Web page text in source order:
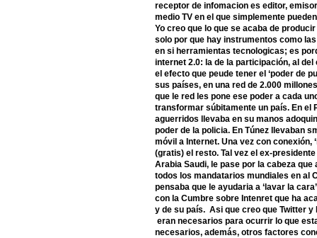
receptor de infomacion es editor,
medio TV en el que simplemente
Yo creo que lo que se acaba de
solo por que hay instrumentos como
en si herramientas tecnologicas; es
internet 2.0: la de la participación, al
el efecto que peude tener el ‘poder de
sus países, en una red de 2.000
que le red les pone ese poder a cada
transformar súbitamente un país. En el
aguerridos llevaba en su manos
poder de la policia. En Túnez llevaban
móvil a Internet. Una vez con conexión,
(gratis) el resto. Tal vez el ex-
Arabia Saudi, le pase por la cabeza
todos los mandatarios mundiales en al
pensaba que le ayudaria a ‘lavar la
con la Cumbre sobre Intenret que ha
y de su país. Asi que creo que Twitter
eran necesarios para ocurrir lo que
necesarios, además, otros factores